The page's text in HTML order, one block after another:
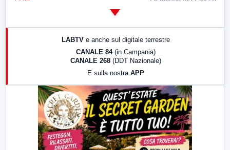
LabNews (replica)
LABTV e anche sul digitale terrestre
CANALE 84 (in Campania)
CANALE 268 (DDT Nazionale)
E sulla nostra APP